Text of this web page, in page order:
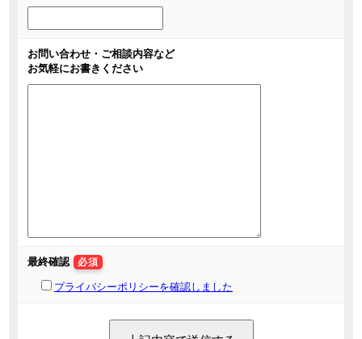
お問い合わせ・ご相談内容など
お気軽にお書きください
最終確認 必須
プライバシーポリシーを確認しました